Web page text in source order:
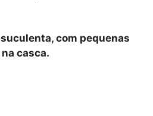
com pequenas
casca.